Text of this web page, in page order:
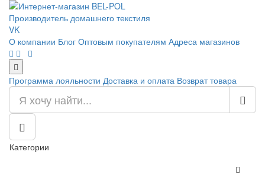
Производитель домашнего текстиля
VK
О компании Блог Оптовым покупателям Адреса магазинов
Программа лояльности Доставка и оплата Возврат товара
Категории